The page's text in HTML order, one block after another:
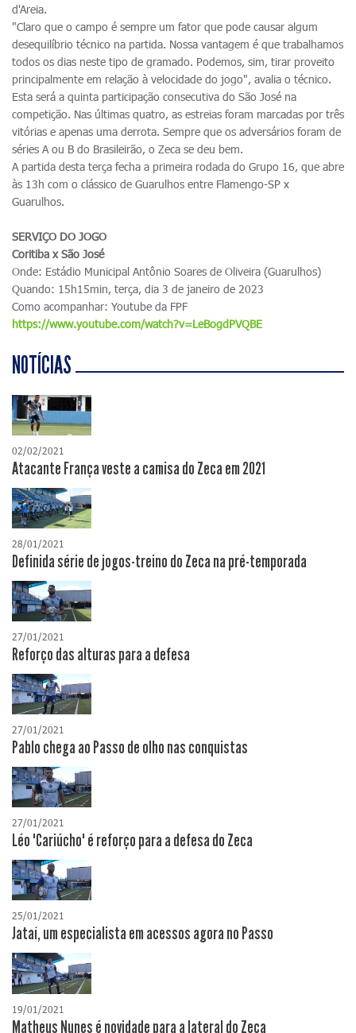
d'Areia.
"Claro que o campo é sempre um fator que pode causar algum
desequilíbrio técnico na partida. Nossa vantagem é que trabalhamos
todos os dias neste tipo de gramado. Podemos, sim, tirar proveito
principalmente em relação à velocidade do jogo", avalia o técnico.
Esta será a quinta participação consecutiva do São José na
competição. Nas últimas quatro, as estreias foram marcadas por três
vitórias e apenas uma derrota. Sempre que os adversários foram de
séries A ou B do Brasileirão, o Zeca se deu bem.
A partida desta terça fecha a primeira rodada do Grupo 16, que abre
às 13h com o clássico de Guarulhos entre Flamengo-SP x
Guarulhos.
SERVIÇO DO JOGO
Coritiba x São José
Onde: Estádio Municipal Antônio Soares de Oliveira (Guarulhos)
Quando: 15h15min, terça, dia 3 de janeiro de 2023
Como acompanhar: Youtube da FPF
https://www.youtube.com/watch?v=LeBogdPVQBE
NOTÍCIAS
02/02/2021
Atacante França veste a camisa do Zeca em 2021
28/01/2021
Definida série de jogos-treino do Zeca na pré-temporada
27/01/2021
Reforço das alturas para a defesa
27/01/2021
Pablo chega ao Passo de olho nas conquistas
27/01/2021
Léo "Cariúcho" é reforço para a defesa do Zeca
25/01/2021
Jataí, um especialista em acessos agora no Passo
19/01/2021
Matheus Nunes é novidade para a lateral do Zeca